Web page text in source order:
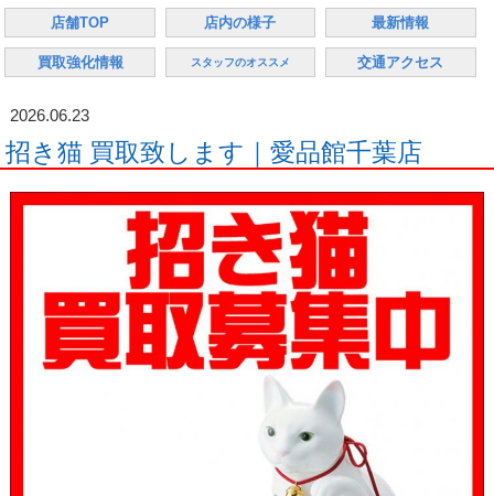
店舗TOP 店内の様子 最新情報
買取強化情報 スタッフのオススメ 交通アクセス
2026.06.23
招き猫 買取致します｜愛品館千葉店